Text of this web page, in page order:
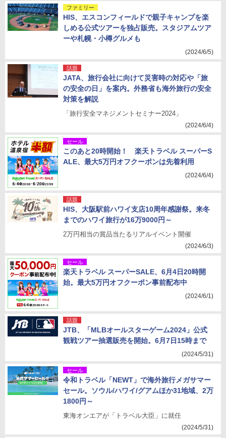
ファミリー
HIS、エスコンフィールドで親子キャンプを楽
しめる公式ツアーを独占販売。スタジアムツア
ーや札幌・小樽グルメも
(2024/6/5)
話題
JATA、旅行会社に向けて災害時の対応や「旅
の安全の日」を案内。外務省も海外旅行の安全
対策を解説
「旅行安全マネジメントセミナー2024」
(2024/6/4)
セール
このあと20時開始！ 楽天トラベル スーパーS
ALE、最大5万円オフクーポンは先着利用
(2024/6/4)
話題
HIS、大阪駅前ハワイ支店10周年感謝祭。来冬
までのハワイ旅行が16万9000円～
2万円相当の賞品当たるリアルイベント開催
(2024/6/3)
セール
楽天トラベル スーパーSALE、6月4日20時開
始。最大5万円オフクーポン事前配布中
(2024/6/1)
話題
JTB、「MLBオールスターゲーム2024」公式
観戦ツアー抽選販売を開始。6月7日15時まで
(2024/5/31)
セール
令和トラベル「NEWT」で海外旅行メガサマー
セール。ソウル/ハワイ/グアムほか31地域、2万
1800円～
東海オンエアが「トラベル大臣」に就任
(2024/5/31)